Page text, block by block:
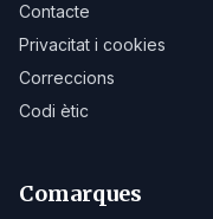
Contacte
Privacitat i cookies
Correccions
Codi ètic
Comarques